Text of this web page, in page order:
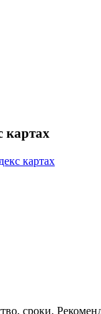
картах
картах
сроки.